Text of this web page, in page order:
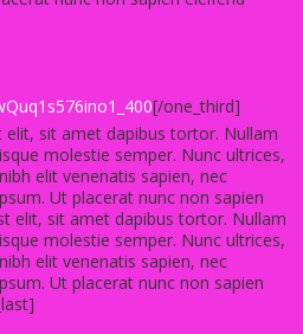
[/one_third]
elit, sit amet dapibus tortor. Nullam
molestie semper. Nunc ultrices,
elit venenatis sapien, nec
Ut placerat nunc non sapien
elit, sit amet dapibus tortor. Nullam
molestie semper. Nunc ultrices,
elit venenatis sapien, nec
Ut placerat nunc non sapien